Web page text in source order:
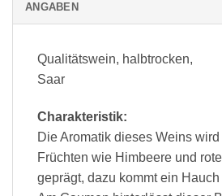
ANGABEN
Qualitätswein, halbtrocken,
Saar
Charakteristik:
Die Aromatik dieses Weins wird
Früchten wie Himbeere und
geprägt, dazu kommt ein Hauch